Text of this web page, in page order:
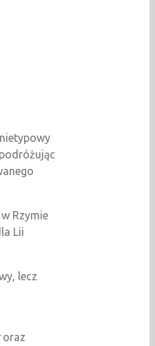
Rzymie
Lii
lecz
oraz